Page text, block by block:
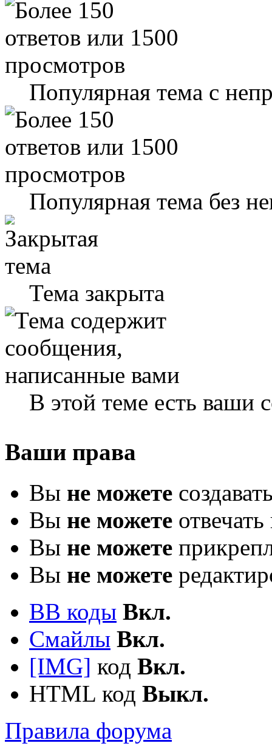
Популярная тема с
Популярная тема без
Тема закрыта
В этой теме есть ваши
Ваши права
Вы не можете
Вы не можете
Вы не можете
Вы не можете
BB коды Вкл.
Смайлы Вкл.
[IMG] код Вкл.
HTML код Выкл.
Правила форума